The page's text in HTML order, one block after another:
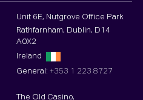
Unit 6E, Nutgrove Office Park
Rathfarnham, Dublin, D14
A0X2
Ireland
General: +353 1 223 8727
The Old Casino,